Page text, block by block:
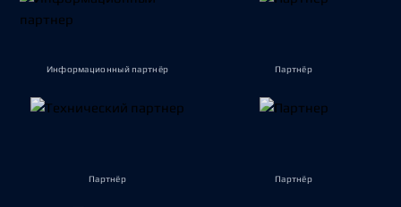
Информационный партнёр Партнёр
Партнёр Партнёр